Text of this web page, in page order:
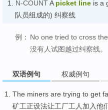
1. N-COUNTA picket line is a
队员组成的) 纠察线
例： No one tried to cross
没有人试图越过纠察线。
双语例句 权威例句
The miners are trying to get
矿工正设法让工厂工人 加入他